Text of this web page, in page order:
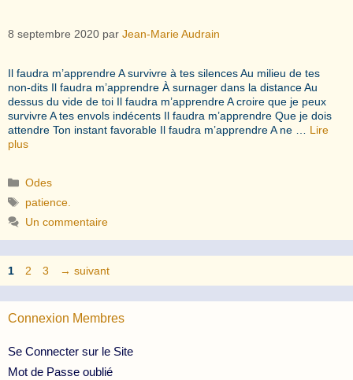
8 septembre 2020 par Jean-Marie Audrain
Il faudra m’apprendre A survivre à tes silences Au milieu de tes
non-dits Il faudra m’apprendre À surnager dans la distance Au
dessus du vide de toi Il faudra m’apprendre A croire que je peux
survivre A tes envols indécents Il faudra m’apprendre Que je dois
attendre Ton instant favorable Il faudra m’apprendre A ne … Lire
plus
Catégories
Odes
Étiquettes
patience.
Un commentaire
Page
1 Page
2 Page
3 → suivant
Connexion Membres
Se Connecter sur le Site
Mot de Passe oublié